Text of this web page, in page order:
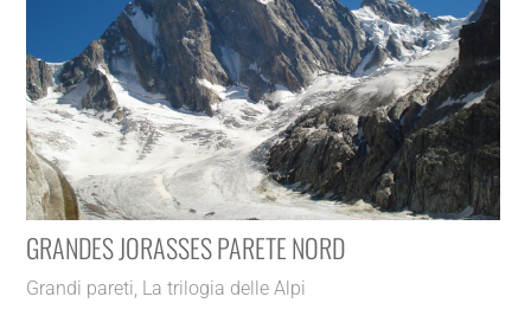
GRANDES JORASSES PARETE NORD
Grandi pareti, La trilogia delle Alpi